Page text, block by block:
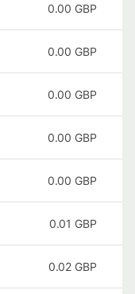
0.00 GBP
0.00 GBP
0.00 GBP
0.00 GBP
0.00 GBP
0.01 GBP
0.02 GBP